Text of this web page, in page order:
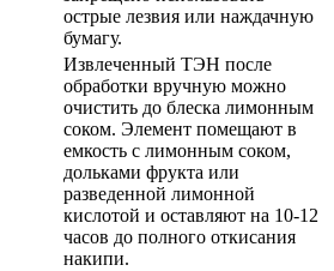
острые лезвия или наждачную
бумагу.
Извлеченный ТЭН после
обработки вручную можно
очистить до блеска лимонным
соком. Элемент помещают в
емкость с лимонным соком,
дольками фрукта или
разведенной лимонной
кислотой и оставляют на 10-12
часов до полного откисания
накипи.